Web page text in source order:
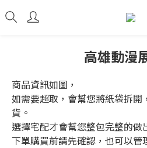
高雄動漫
商品資訊如圖，
如需要超取，會幫您將紙袋拆開
貨。
選擇宅配才會幫您整包完整的做
下單購買前請先確認，也可以管